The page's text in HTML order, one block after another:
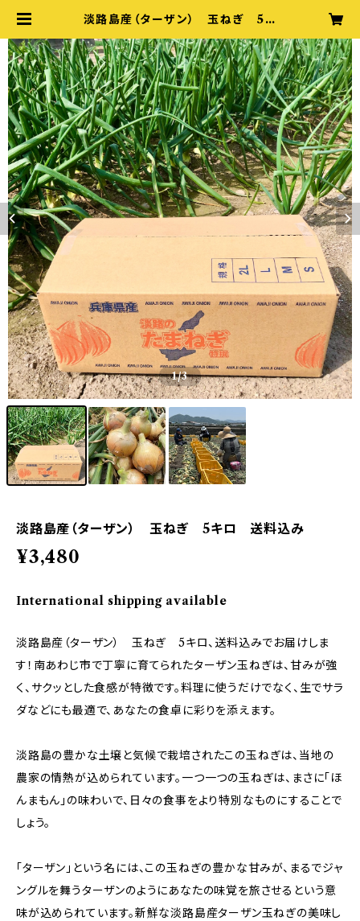
淡路島産（ターザン） 玉ねぎ 5キ
1/3
淡路島産（ターザン） 玉ねぎ 5キロ 送料込み
¥3,480
International shipping available
淡路島産（ターザン） 玉ねぎ 5キロ、送料込みでお届けしま
す！南あわじ市で丁寧に育てられたターザン玉ねぎは、甘みが強
く、サクッとした食感が特徴です。料理に使うだけでなく、生でサラ
ダなどにも最適で、あなたの食卓に彩りを添えます。
淡路島の豊かな土壌と気候で栽培されたこの玉ねぎは、当地の
農家の情熱が込められています。一つ一つの玉ねぎは、まさに「ほ
んまもん」の味わいで、日々の食事をより特別なものにすることで
しょう。
「ターザン」という名には、この玉ねぎの豊かな甘みが、まるでジャ
ングルを舞うターザンのようにあなたの味覚を旅させるという意
味が込められています。新鮮な淡路島産ターザン玉ねぎの美味し